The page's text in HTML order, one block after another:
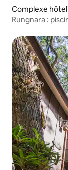
Complexe
Rungnara :